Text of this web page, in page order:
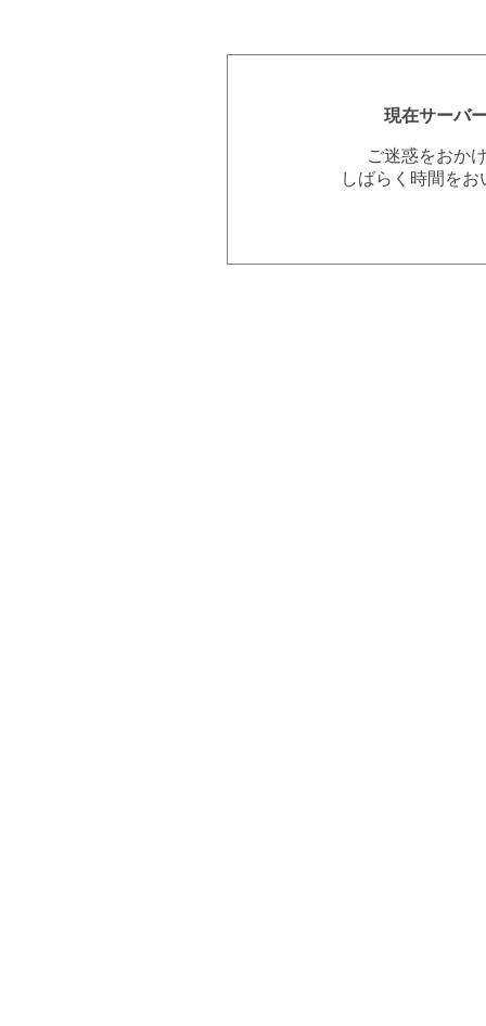
現在サーバ
ご迷惑をおか
しばらく時間を